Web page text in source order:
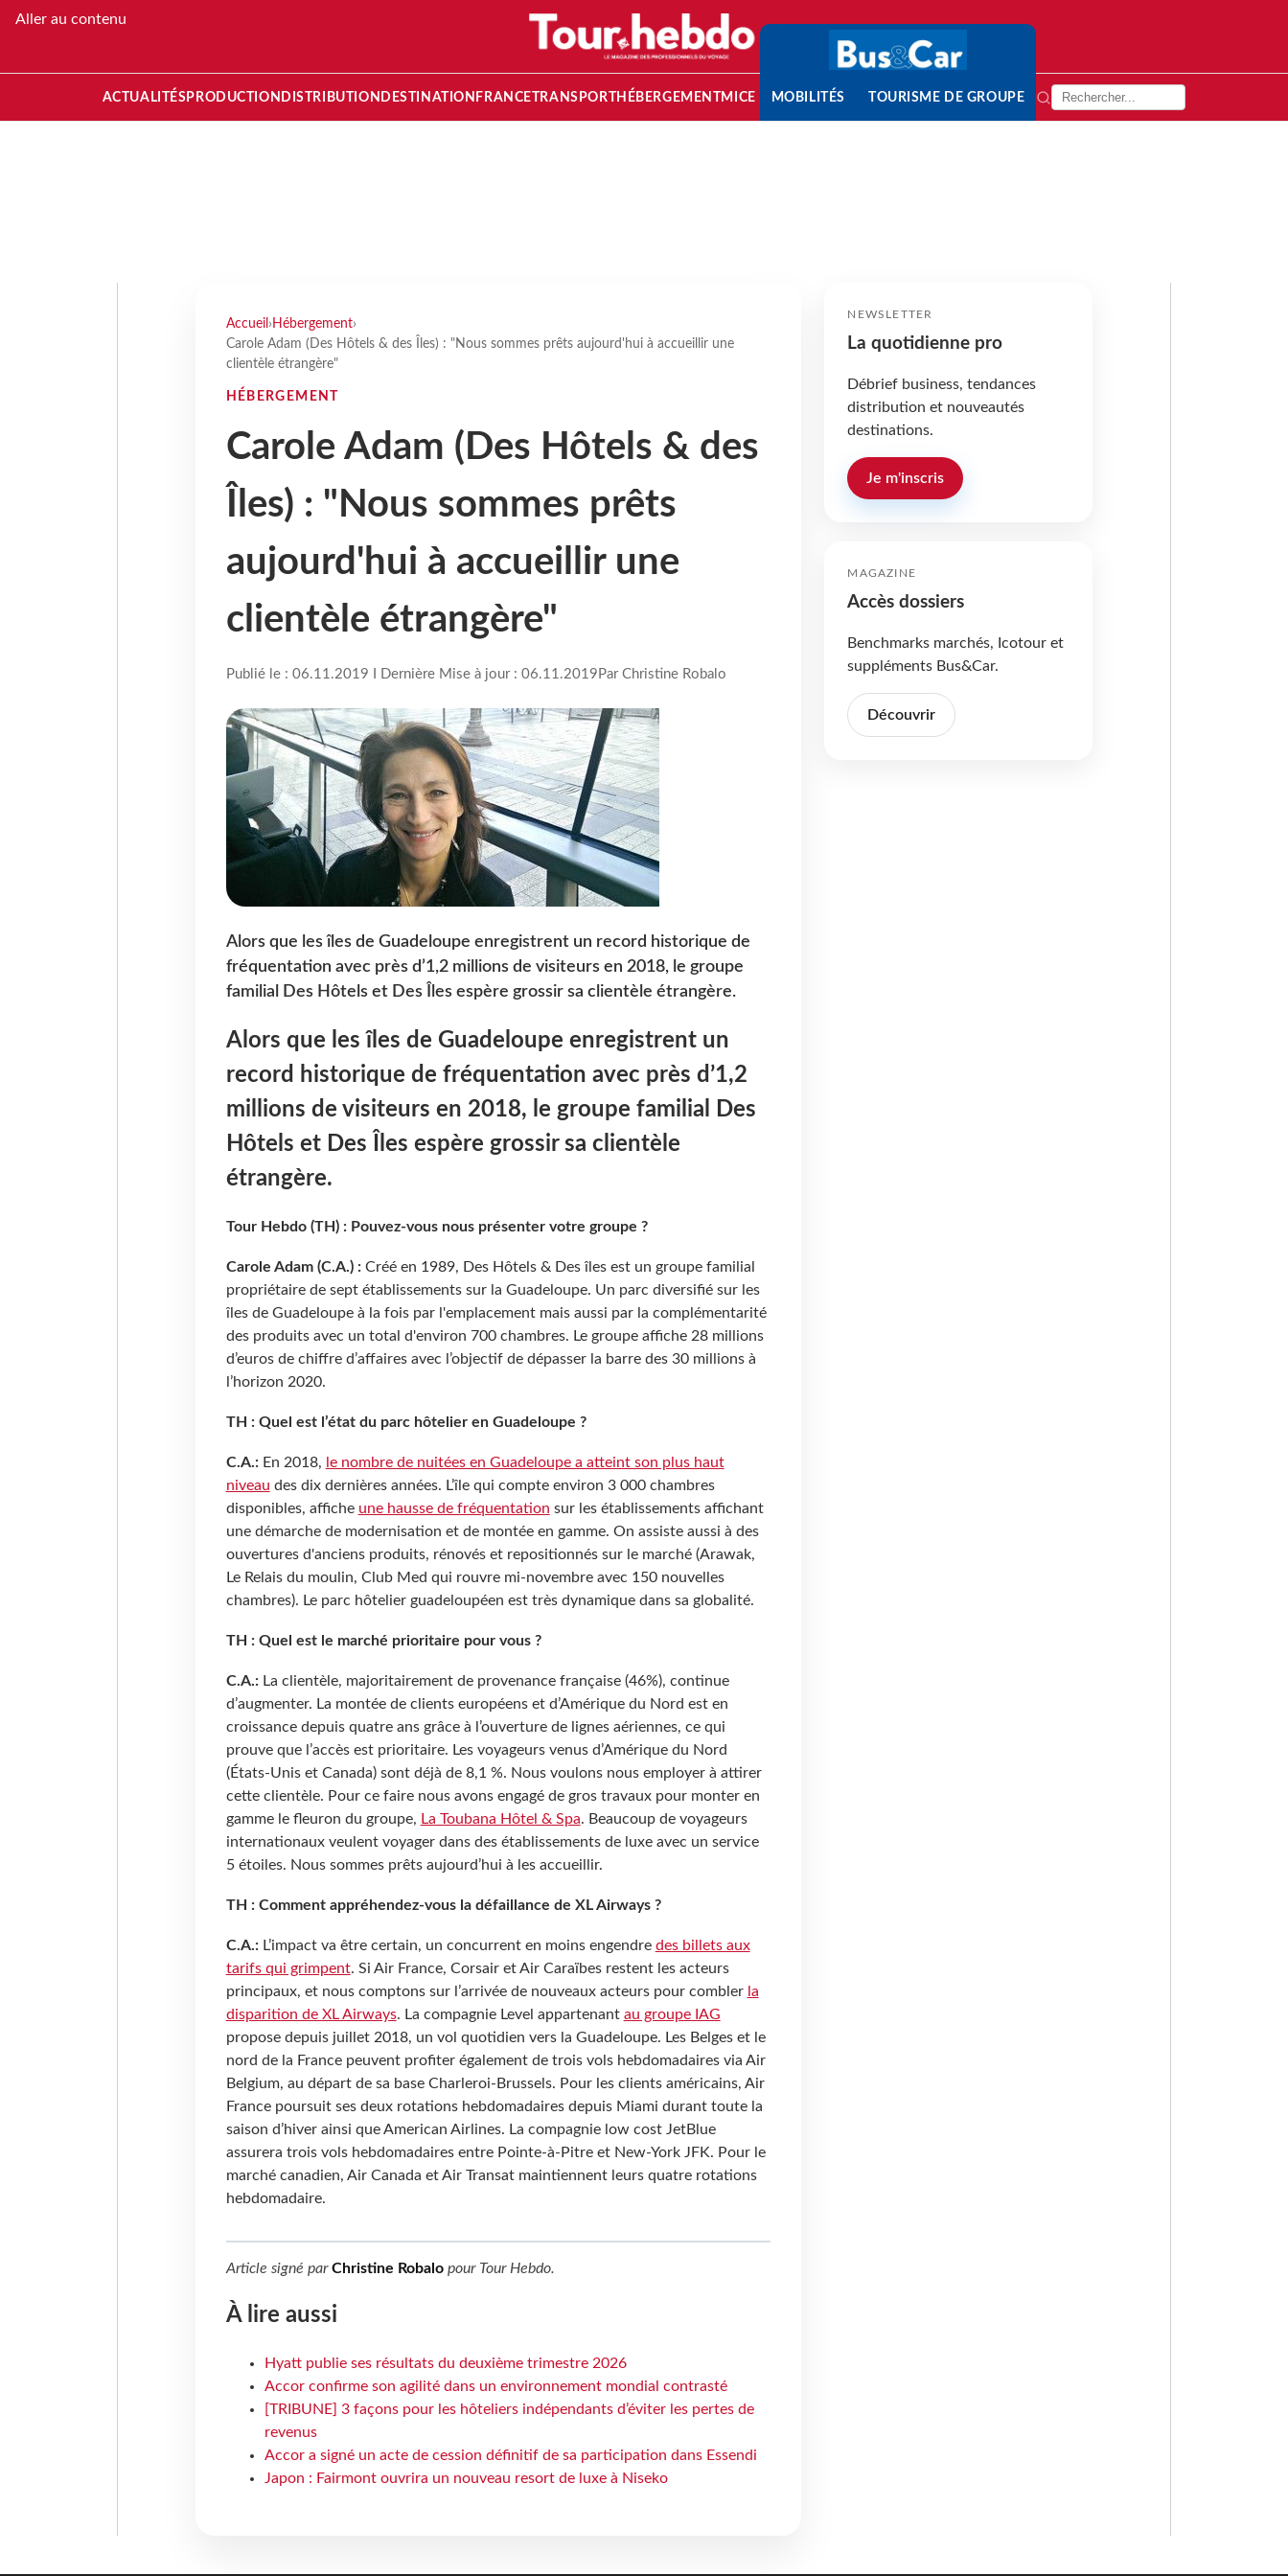
Aller au contenu
ACTUALITÉS PRODUCTION DISTRIBUTION DESTINATION FRANCETRANSPORT HÉBERGEMENTMICE MOBILITÉS TOURISME DE GROUPE
Accueil › Hébergement›
Carole Adam (Des Hôtels & des Îles) : "Nous sommes prêts aujourd'hui à accueillir une
clientèle étrangère"
HÉBERGEMENT
Carole Adam (Des Hôtels & des
Îles) : "Nous sommes prêts
aujourd'hui à accueillir une
clientèle étrangère"
Publié le : 06.11.2019 I Dernière Mise à jour : 06.11.2019 Par Christine Robalo
Alors que les îles de Guadeloupe enregistrent un record historique de
fréquentation avec près d’1,2 millions de visiteurs en 2018, le groupe
familial Des Hôtels et Des Îles espère grossir sa clientèle étrangère.
Alors que les îles de Guadeloupe enregistrent un
record historique de fréquentation avec près d’1,2
millions de visiteurs en 2018, le groupe familial Des
Hôtels et Des Îles espère grossir sa clientèle
étrangère.
Tour Hebdo (TH) : Pouvez-vous nous présenter votre groupe ?
Carole Adam (C.A.) : Créé en 1989, Des Hôtels & Des îles est un groupe familial
propriétaire de sept établissements sur la Guadeloupe. Un parc diversifié sur les
îles de Guadeloupe à la fois par l'emplacement mais aussi par la complémentarité
des produits avec un total d'environ 700 chambres. Le groupe affiche 28 millions
d’euros de chiffre d’affaires avec l’objectif de dépasser la barre des 30 millions à
l’horizon 2020.
TH : Quel est l’état du parc hôtelier en Guadeloupe ?
C.A.:En 2018, le nombre de nuitées en Guadeloupe a atteint son plus haut
niveau des dix dernières années. L’île qui compte environ 3 000 chambres
disponibles, affiche une hausse de fréquentation sur les établissements affichant
une démarche de modernisation et de montée en gamme. On assiste aussi à des
ouvertures d'anciens produits, rénovés et repositionnés sur le marché (Arawak,
Le Relais du moulin, Club Med qui rouvre mi-novembre avec 150 nouvelles
chambres). Le parc hôtelier guadeloupéen est très dynamique dans sa globalité.
TH : Quel est le marché prioritaire pour vous ?
C.A.:La clientèle, majoritairement de provenance française (46%), continue
d’augmenter. La montée de clients européens et d’Amérique du Nord est en
croissance depuis quatre ans grâce à l’ouverture de lignes aériennes, ce qui
prouve que l’accès est prioritaire. Les voyageurs venus d’Amérique du Nord
(États-Unis et Canada) sont déjà de 8,1 %. Nous voulons nous employer à attirer
cette clientèle. Pour ce faire nous avons engagé de gros travaux pour monter en
gamme le fleuron du groupe, La Toubana Hôtel & Spa. Beaucoup de voyageurs
internationaux veulent voyager dans des établissements de luxe avec un service
5 étoiles. Nous sommes prêts aujourd’hui à les accueillir.
TH : Comment appréhendez-vous la défaillance de XL Airways ?
C.A.:L’impact va être certain, un concurrent en moins engendre des billets aux
tarifs qui grimpent. Si Air France, Corsair et Air Caraïbes restent les acteurs
principaux, et nous comptons sur l’arrivée de nouveaux acteurs pour combler la
disparition de XL Airways. La compagnie Level appartenant au groupe IAG
propose depuis juillet 2018, un vol quotidien vers la Guadeloupe. Les Belges et le
nord de la France peuvent profiter également de trois vols hebdomadaires via Air
Belgium, au départ de sa base Charleroi-Brussels. Pour les clients américains, Air
France poursuit ses deux rotations hebdomadaires depuis Miami durant toute la
saison d’hiver ainsi que American Airlines. La compagnie low cost JetBlue
assurera trois vols hebdomadaires entre Pointe-à-Pitre et New-York JFK. Pour le
marché canadien, Air Canada et Air Transat maintiennent leurs quatre rotations
hebdomadaire.
Article signé parChristine Robalopour Tour Hebdo.
À lire aussi
Hyatt publie ses résultats du deuxième trimestre 2026
Accor confirme son agilité dans un environnement mondial contrasté
[TRIBUNE] 3 façons pour les hôteliers indépendants d’éviter les pertes de
revenus
Accor a signé un acte de cession définitif de sa participation dans Essendi
Japon : Fairmont ouvrira un nouveau resort de luxe à Niseko
NEWSLETTER
La quotidienne pro
Débrief business, tendances
distribution et nouveautés
destinations.
Je m'inscris
MAGAZINE
Accès dossiers
Benchmarks marchés, Icotour et
suppléments Bus&Car.
Découvrir